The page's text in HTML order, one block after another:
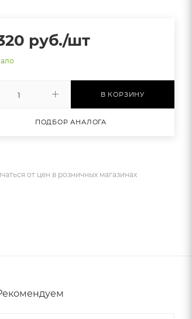
руб./шт
В КОРЗИНУ
ПОДБОР АНАЛОГА
от цен в розничных магазинах